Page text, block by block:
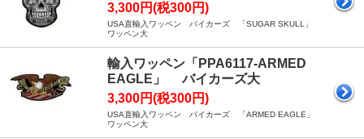
3,300円(税300円)
USA直輸入ワッペン バイカーズ 「SUGAR SKULL」
ワッペン大
輸入ワッペン「PPA6117-ARMED
EAGLE」 バイカーズ大
3,300円(税300円)
USA直輸入ワッペン バイカーズ 「ARMED EAGLE」
ワッペン大